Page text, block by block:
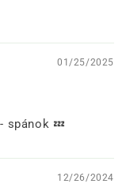
01/25/2025
spánok 💤
12/26/2024